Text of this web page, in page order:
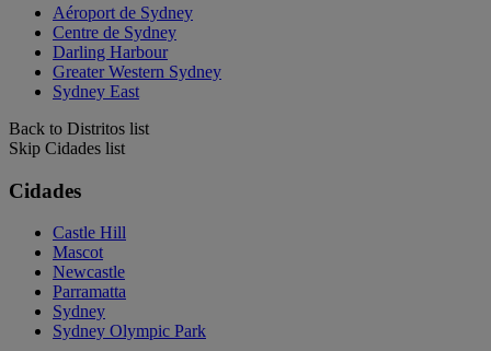
Aéroport de Sydney
Centre de Sydney
Darling Harbour
Greater Western Sydney
Sydney East
Back to Distritos list
Skip Cidades list
Cidades
Castle Hill
Mascot
Newcastle
Parramatta
Sydney
Sydney Olympic Park